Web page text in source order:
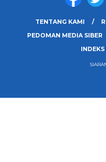
TENTANG KAMI
PEDOMAN MEDIA SIBER